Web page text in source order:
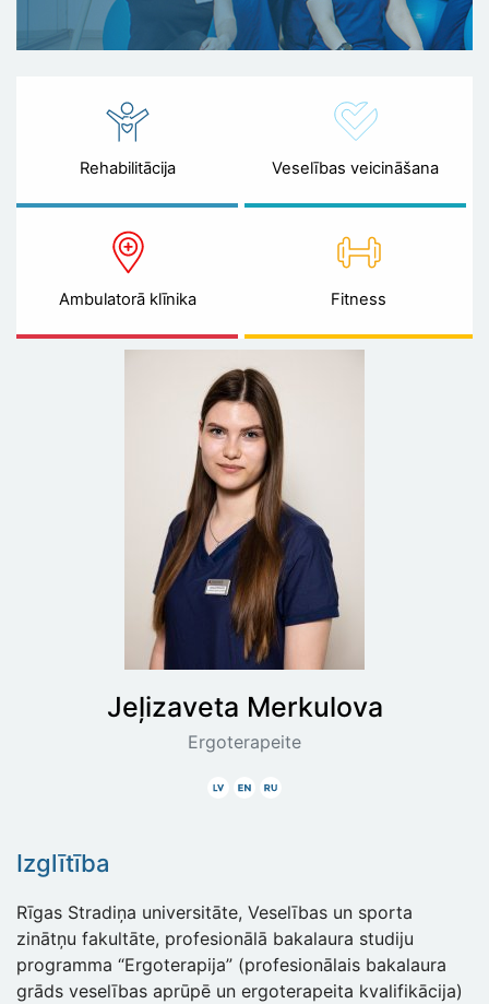
Rehabilitācija Veselības veicināšana
Ambulatorā klīnika Fitness
Jeļizaveta Merkulova
Ergoterapeite
Latviski
AngliskiKrieviski
Izglītība
Rīgas Stradiņa universitāte, Veselības un sporta
zinātņu fakultāte, profesionālā bakalaura studiju
programma “Ergoterapija” (profesionālais bakalaura
grāds veselības aprūpē un ergoterapeita kvalifikācija)